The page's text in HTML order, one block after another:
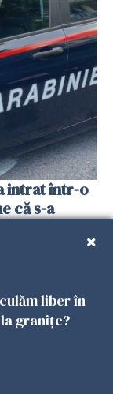
intrat într-o
că s-a
liber în
granițe?